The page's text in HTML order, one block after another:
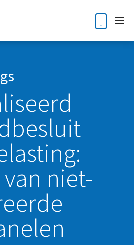
opvolging
Contact
niet-